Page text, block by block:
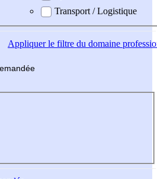
Transport / Logistique
Appliquerle filtre du domaine